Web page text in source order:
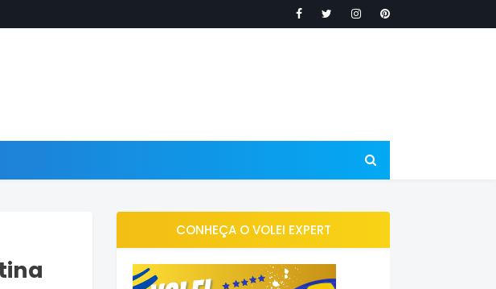
CONHEÇA O VOLEI EXPERT